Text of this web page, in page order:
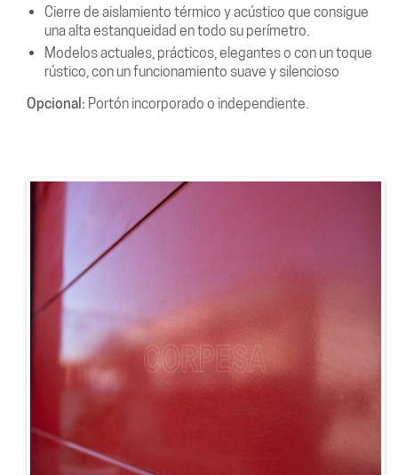
Cierre de aislamiento térmico y acústico que consigue
una alta estanqueidad en todo su perímetro.
Modelos actuales, prácticos, elegantes o con un toque
rústico, con un funcionamiento suave y silencioso
Opcional: Portón incorporado o independiente.